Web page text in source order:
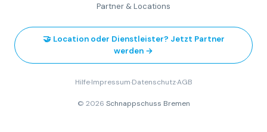
Partner & Locations
🤝 Location oder Dienstleister? Jetzt Partner
werden →
Hilfe·Impressum·Datenschutz·AGB
© 2026 Schnappschuss Bremen